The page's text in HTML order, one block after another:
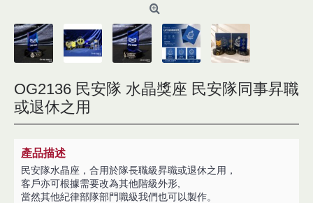
OG2136 民安隊 水晶獎座 民安隊同事昇職
或退休之用
產品描述
民安隊水晶座，合用於隊長職級昇職或退休之用，
客戶亦可根據需要改為其他階級外形,
當然其他紀律部隊部門職級我們也可以製作。